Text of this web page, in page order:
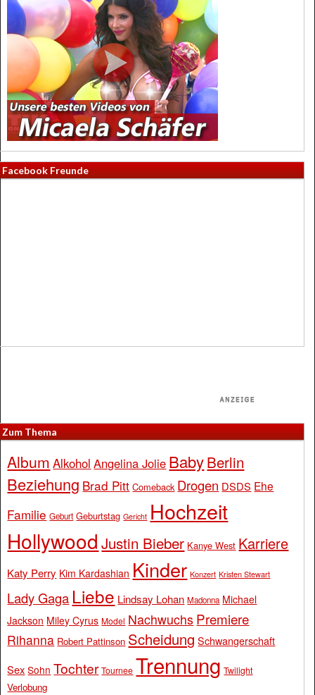
Facebook Freunde
Zum Thema
Album Alkohol Angelina Jolie BabyBerlin
Beziehung Brad Pitt Comeback Drogen DSDS Ehe
Familie Geburt Geburtstag Gericht Hochzeit
Hollywood Justin Bieber Kanye West Karriere
Katy Perry Kim Kardashian Kinder Konzert Kristen Stewart
Lady Gaga Liebe Lindsay Lohan Madonna Michael
Jackson Miley Cyrus Model Nachwuchs Premiere
Rihanna Robert Pattinson Scheidung Schwangerschaft
Sex Sohn Tochter Tournee Trennung Twilight
Verlobung